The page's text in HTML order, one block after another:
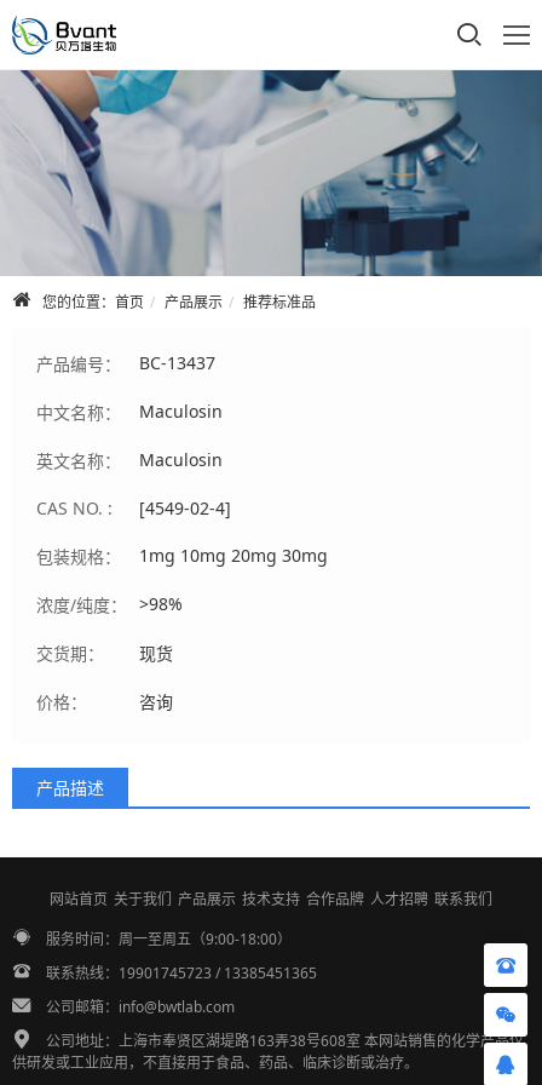
首页
公司介绍
产品展示
技术支持
人才招聘
联系我们
您的位置： 首页 产品展示 推荐标准品
产品编号： BC-13437
中文名称： Maculosin
英文名称： Maculosin
CAS NO. : [4549-02-4]
包装规格： 1mg 10mg 20mg 30mg
浓度/纯度： >98%
交货期： 现货
价格： 咨询
产品描述
网站首页 关于我们 产品展示 技术支持 合作品牌 人才招聘 联系我们
服务时间：周一至周五（9:00-18:00）
联系热线：19901745723 / 13385451365
公司邮箱：info@bwtlab.com
公司地址：上海市奉贤区湖堤路163弄38号608室 本网站销售的化学产品仅
供研发或工业应用，不直接用于食品、药品、临床诊断或治疗。